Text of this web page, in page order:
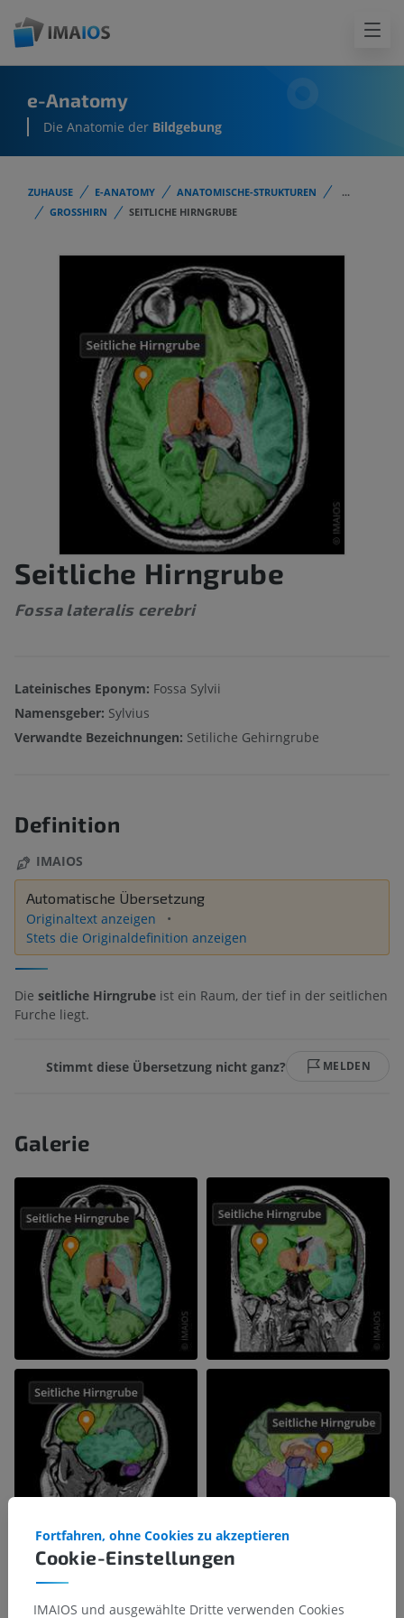
e-Anatomy
Die Anatomie der Bildgebung
ZUHAUSE E-ANATOMY ANATOMISCHE-STRUKTUREN
...
GROSSHIRN
SEITLICHE HIRNGRUBE
Seitliche Hirngrube
Fossa lateralis cerebri
Lateinisches Eponym: Fossa Sylvii
Namensgeber: Sylvius
Verwandte Bezeichnungen: Setiliche Gehirngrube
Definition
IMAIOS
Automatische Übersetzung
Originaltext anzeigen
Stets die Originaldefinition anzeigen
Die seitliche Hirngrube ist ein Raum, der tief in der seitlichen
Furche liegt.
Stimmt diese Übersetzung nicht ganz? MELDEN
Galerie
Cookie-Einstellungen
Fortfahren, ohne Cookies zu akzeptieren
IMAIOS und ausgewählte Dritte verwenden Cookies